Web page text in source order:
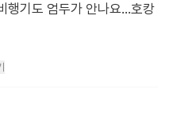
행기도 엄두가 안나요…호캉